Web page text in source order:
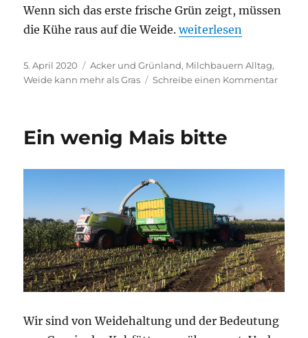
Wenn sich das erste frische Grün zeigt, müssen
die Kühe raus auf die Weide.„Kurz muss es sein“
weiterlesen
Veröffentlicht
am
5. April 2020 Kategorien
Acker und Grünland, Milchbauern Alltag,
Weide kann mehr als Gras
Schreibe einen Kommentarzu
Ein wenig Mais bitte
Wir sind von Weidehaltung und der Bedeutung